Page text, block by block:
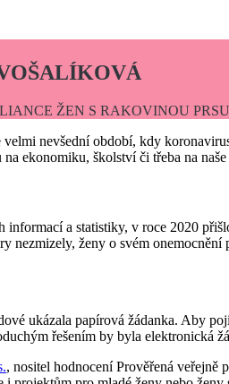
ŽEN S RAKOVINOU
nevšední období, kdy
ekonomiku, školství či třeba na
informací a statistiky, v roce 2020
nezmizely, ženy o svém
ukázala papírová žádanka. Aby
řešením by byla elektronická
, nositel hodnocení Prověřená veřejně